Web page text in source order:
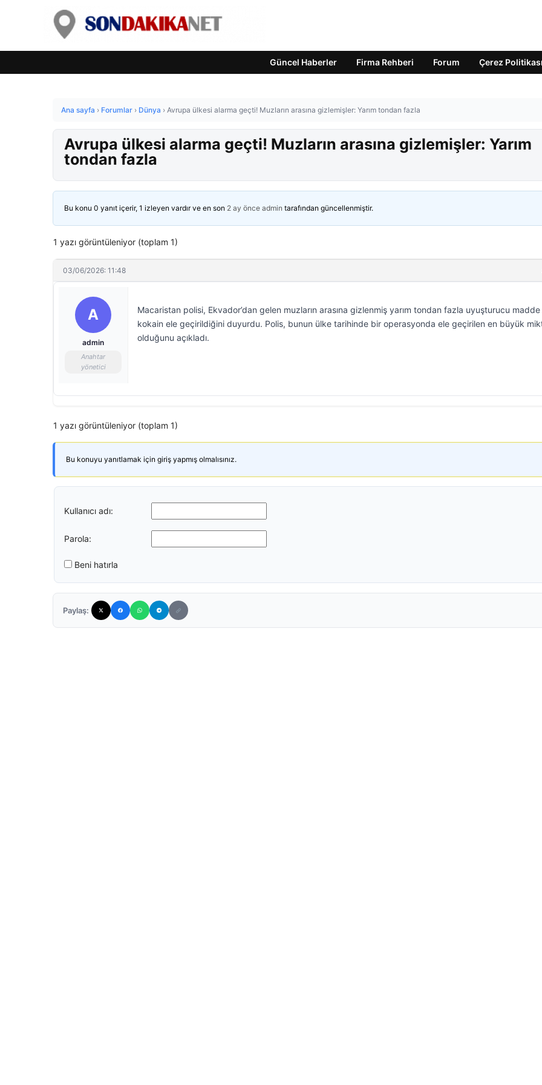
Güncel Haberler Firma Rehberi Forum Çerez Politikası
Ana sayfa › Forumlar › Dünya › Avrupa ülkesi alarma geçti! Muzların arasına gizlemişler: Yarım tondan fazla
Avrupa ülkesi alarma geçti! Muzların arasına gizlemişler: Yarım
tondan fazla
Bu konu 0 yanıt içerir, 1 izleyen vardır ve en son 2 ay önce admin tarafından güncellenmiştir.
1 yazı görüntüleniyor (toplam 1)
03/06/2026: 11:48
A
admin
Anahtar
yönetici
Macaristan polisi, Ekvador’dan gelen muzların arasına gizlenmiş yarım tondan fazla uyuşturucu madde
kokain ele geçirildiğini duyurdu. Polis, bunun ülke tarihinde bir operasyonda ele geçirilen en büyük
olduğunu açıkladı.
1 yazı görüntüleniyor (toplam 1)
Bu konuyu yanıtlamak için giriş yapmış olmalısınız.
Kullanıcı adı:
Parola:
Beni hatırla
Paylaş: